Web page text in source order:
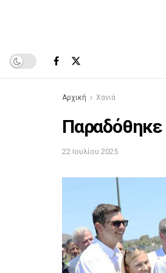
Αρχική Χανιά
Παραδόθηκε
22 Ιουλίου 2025